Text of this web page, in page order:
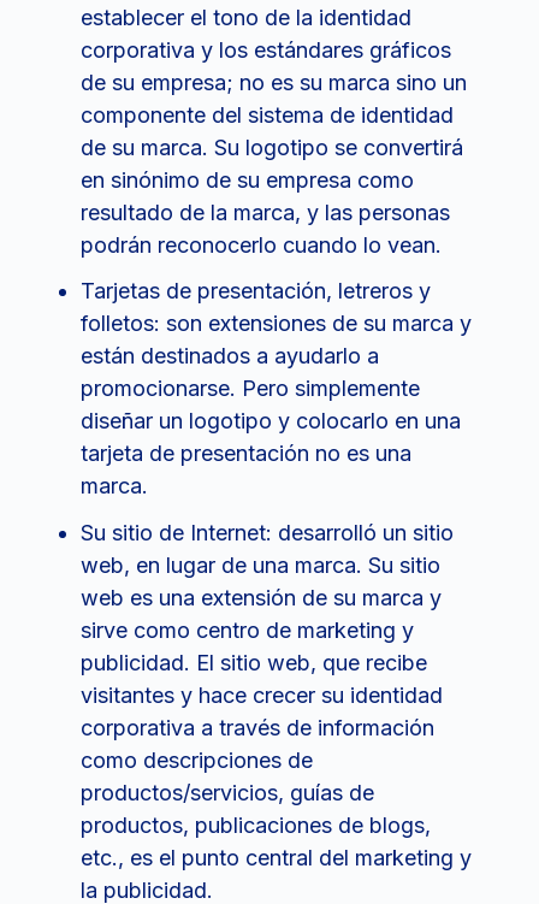
establecer el tono de la identidad
corporativa y los estándares gráficos
de su empresa; no es su marca sino un
componente del sistema de identidad
de su marca. Su logotipo se convertirá
en sinónimo de su empresa como
resultado de la marca, y las personas
podrán reconocerlo cuando lo vean.
Tarjetas de presentación, letreros y
folletos: son extensiones de su marca y
están destinados a ayudarlo a
promocionarse. Pero simplemente
diseñar un logotipo y colocarlo en una
tarjeta de presentación no es una
marca.
Su sitio de Internet: desarrolló un sitio
web, en lugar de una marca. Su sitio
web es una extensión de su marca y
sirve como centro de marketing y
publicidad. El sitio web, que recibe
visitantes y hace crecer su identidad
corporativa a través de información
como descripciones de
productos/servicios, guías de
productos, publicaciones de blogs,
etc., es el punto central del marketing y
la publicidad.